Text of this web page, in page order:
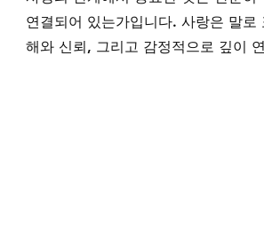
연결되어 있는가입니다. 사랑은 말
해와 신뢰, 그리고 감정적으로 깊이